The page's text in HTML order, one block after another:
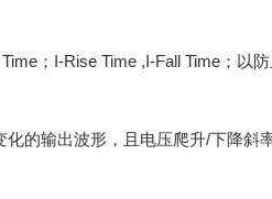
；I-Rise Time ,I-Fall Time；以
的输出波形，且电压爬升/下降斜